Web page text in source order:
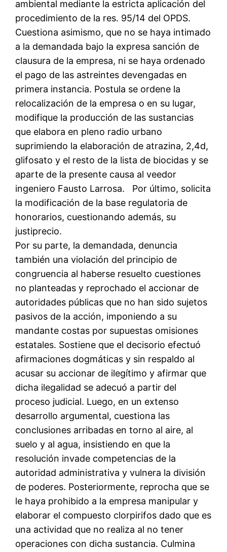
ambiental mediante la estricta aplicación del
procedimiento de la res. 95/14 del OPDS.
Cuestiona asimismo, que no se haya intimado
a la demandada bajo la expresa sanción de
clausura de la empresa, ni se haya ordenado
el pago de las astreintes devengadas en
primera instancia. Postula se ordene la
relocalización de la empresa o en su lugar,
modifique la producción de las sustancias
que elabora en pleno radio urbano
suprimiendo la elaboración de atrazina, 2,4d,
glifosato y el resto de la lista de biocidas y se
aparte de la presente causa al veedor
ingeniero Fausto Larrosa. Por último, solicita
la modificación de la base regulatoria de
honorarios, cuestionando además, su
justiprecio.
Por su parte, la demandada, denuncia
también una violación del principio de
congruencia al haberse resuelto cuestiones
no planteadas y reprochado el accionar de
autoridades públicas que no han sido sujetos
pasivos de la acción, imponiendo a su
mandante costas por supuestas omisiones
estatales. Sostiene que el decisorio efectuó
afirmaciones dogmáticas y sin respaldo al
acusar su accionar de ilegítimo y afirmar que
dicha ilegalidad se adecuó a partir del
proceso judicial. Luego, en un extenso
desarrollo argumental, cuestiona las
conclusiones arribadas en torno al aire, al
suelo y al agua, insistiendo en que la
resolución invade competencias de la
autoridad administrativa y vulnera la división
de poderes. Posteriormente, reprocha que se
le haya prohibido a la empresa manipular y
elaborar el compuesto clorpirifos dado que es
una actividad que no realiza al no tener
operaciones con dicha sustancia. Culmina